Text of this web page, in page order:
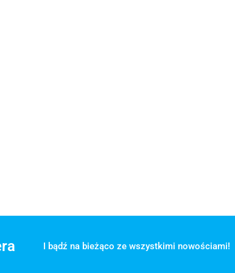
I bądź na bieżąco ze wszystkimi nowościami!